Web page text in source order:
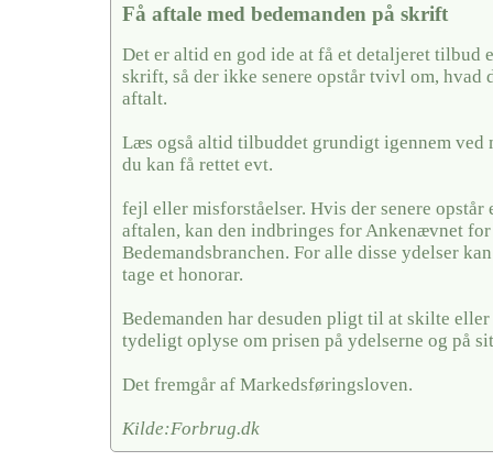
Få aftale med bedemanden på skrift
Det er altid en god ide at få et detaljeret tilbud
skrift, så der ikke senere opstår tvivl om, hvad
aftalt.
Læs også altid tilbuddet grundigt igennem ved
du kan få rettet evt.
fejl eller misforståelser. Hvis der senere opstår
aftalen, kan den indbringes for Ankenævnet for
Bedemandsbranchen. For alle disse ydelser
tage et honorar.
Bedemanden har desuden pligt til at skilte eller
tydeligt oplyse om prisen på ydelserne og på
Det fremgår af Markedsføringsloven.
Kilde:Forbrug.dk